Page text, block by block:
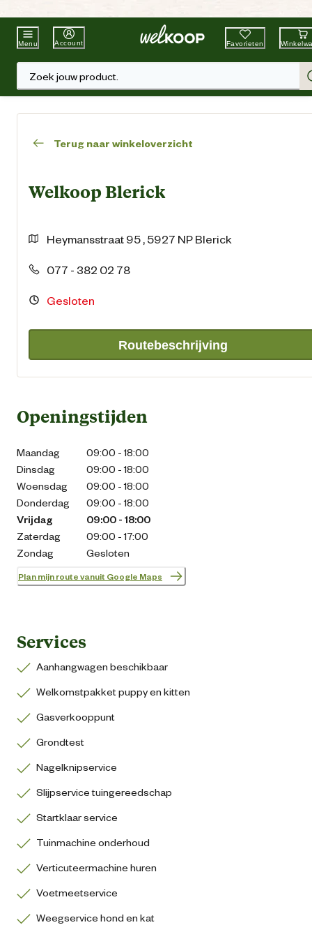
Beste WinkelketenTuin & Dier
Menu Account Favorieten
Zoek jouw product.
Terug naar winkeloverzicht
Welkoop Blerick
Heymansstraat 95 , 5927 NP Blerick
077 - 382 02 78
Gesloten
Routebeschrijving
Openingstijden
Maandag
09:00 - 18:00
Dinsdag
09:00 - 18:00
Woensdag
09:00 - 18:00
Donderdag
09:00 - 18:00
Vrijdag
09:00 - 18:00
Zaterdag
09:00 - 17:00
Zondag
Gesloten
Plan mijn route vanuit Google Maps
Services
Aanhangwagen beschikbaar
Welkomstpakket puppy en kitten
Gasverkooppunt
Grondtest
Nagelknipservice
Slijpservice tuingereedschap
Startklaar service
Tuinmachine onderhoud
Verticuteermachine huren
Voetmeetservice
Weegservice hond en kat